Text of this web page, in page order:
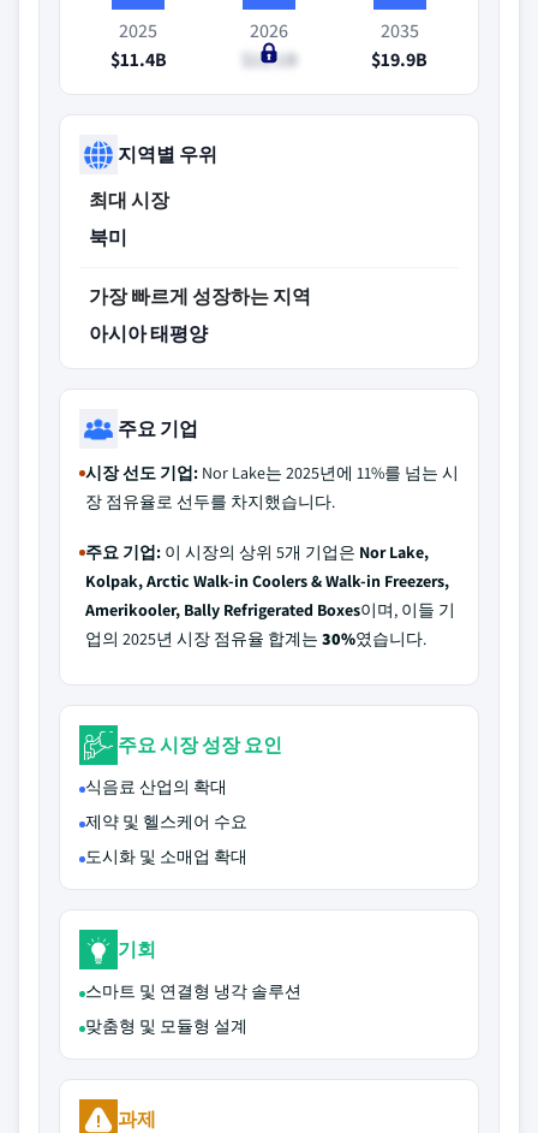
2025
$11.4B
2026
$12.1B
2035
$19.9B
지역별 우위
최대 시장
북미
가장 빠르게 성장하는 지역
아시아 태평양
주요 기업
시장 선도 기업: Nor Lake는 2025년에 11%를 넘는 시
장 점유율로 선두를 차지했습니다.
주요 기업: 이 시장의 상위 5개 기업은 Nor Lake,
Kolpak, Arctic Walk-in Coolers & Walk-in Freezers,
Amerikooler, Bally Refrigerated Boxes이며, 이들 기
업의 2025년 시장 점유율 합계는 30%였습니다.
주요 시장 성장 요인
식음료 산업의 확대
제약 및 헬스케어 수요
도시화 및 소매업 확대
기회
스마트 및 연결형 냉각 솔루션
맞춤형 및 모듈형 설계
과제